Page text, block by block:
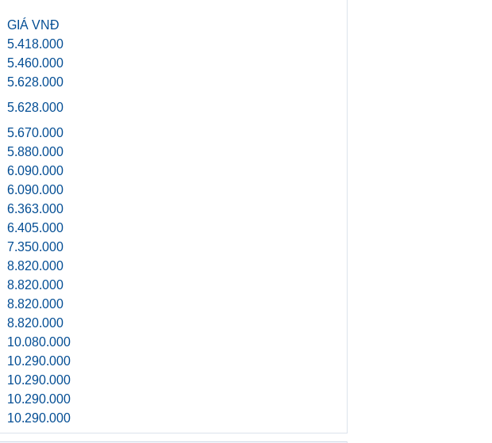
GIÁ VNĐ
5.418.000
5.460.000
5.628.000
5.628.000
5.670.000
5.880.000
6.090.000
6.090.000
6.363.000
6.405.000
7.350.000
8.820.000
8.820.000
8.820.000
8.820.000
10.080.000
10.290.000
10.290.000
10.290.000
10.290.000